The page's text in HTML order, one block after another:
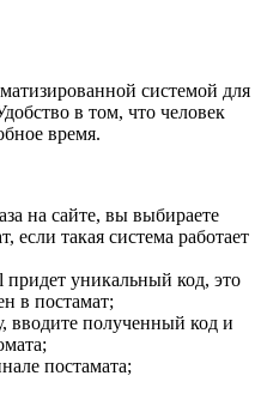
системой для
в том, что человек
время.
на сайте, вы выбираете
если такая система работает
уникальный код, это
в постамат;
вводите полученный код и
постамата;